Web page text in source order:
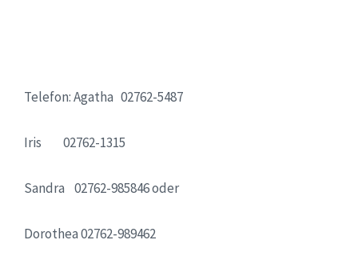
Telefon: Agatha 02762-5487
Iris 02762-1315
Sandra 02762-985846 oder
Dorothea 02762-989462